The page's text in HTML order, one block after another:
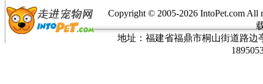
Copyright © 2005-2026 IntoPet.com
地址：福建省福鼎市桐山街道路边